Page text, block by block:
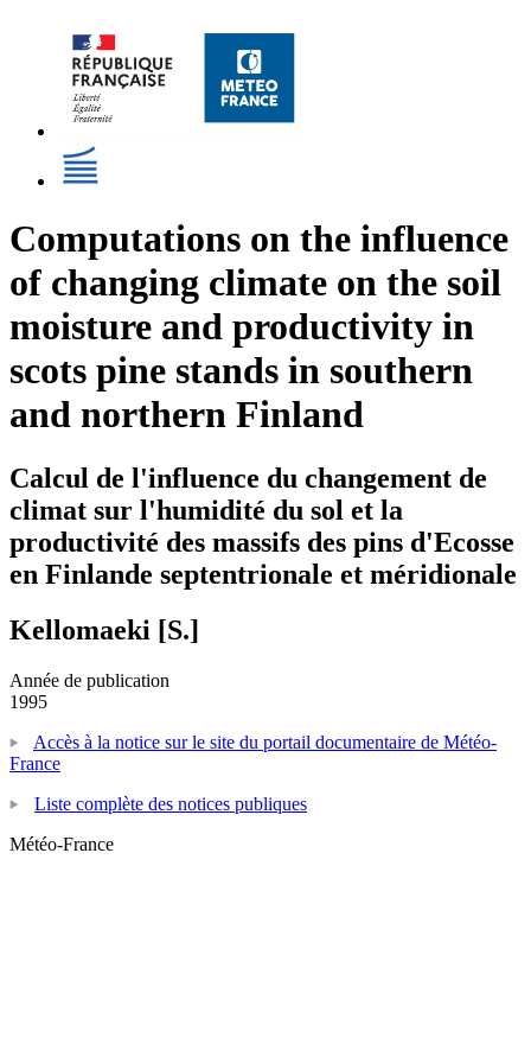
Computations on the influence
of changing climate on the soil
moisture and productivity in
scots pine stands in southern
and northern Finland
Calcul de l'influence du changement de
climat sur l'humidité du sol et la
productivité des massifs des pins d'Ecosse
en Finlande septentrionale et méridionale
Kellomaeki [S.]
Année de publication
1995
Accès à la notice sur le site du portail documentaire de Météo-
France
Liste complète des notices publiques
Météo-France